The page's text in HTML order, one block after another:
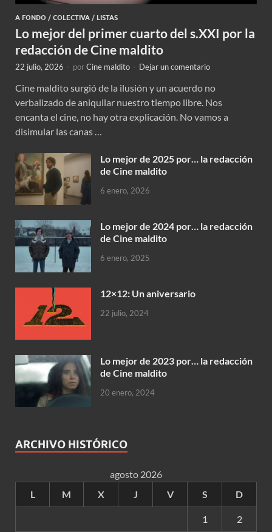
A FONDO / COLECTIVA / LISTAS
Lo mejor del primer cuarto del s.XXI por la
redacción de Cine maldito
22 julio, 2026 - porCine maldito - Dejar un comentario
Cine maldito surgió de la ilusión y un acuerdo no
verbalizado de aniquilar nuestro tiempo libre. Nos
encanta el cine, no hay otra explicación. No vamos a
disimular las canas …
Lo mejor de 2025 por… la redacción
de Cine maldito
6 enero, 2026
Lo mejor de 2024 por… la redacción
de Cine maldito
6 enero, 2025
12×12: Un aniversario
22 julio, 2024
Lo mejor de 2023 por… la redacción
de Cine maldito
20 enero, 2024
ARCHIVO HISTÓRICO
agosto 2026
L
M X J V S D
1 2